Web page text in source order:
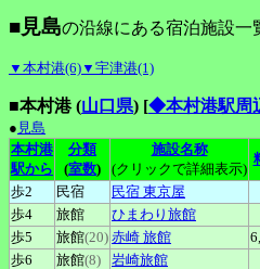
■見島の沿線にある宿泊施設一
▼本村港(6)▼宇津港(1)
■本村港 (山口県) [◆本村港駅周
● 見島
本村港
駅から
分類
(室数)
施設名称
(クリックで詳細表示)
歩2
民宿 民宿 東京屋
歩4
旅館 ひまわり旅館
歩5
旅館(20) 赤崎 旅館
歩6
旅館(8) 岩崎旅館